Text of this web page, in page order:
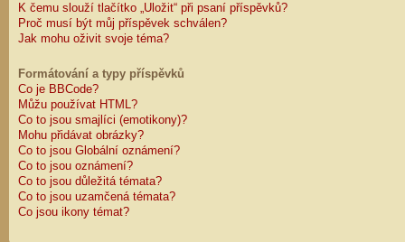
K čemu slouží tlačítko „Uložit“ při psaní příspěvků?
Proč musí být můj příspěvek schválen?
Jak mohu oživit svoje téma?
Formátování a typy příspěvků
Co je BBCode?
Můžu používat HTML?
Co to jsou smajlíci (emotikony)?
Mohu přidávat obrázky?
Co to jsou Globální oznámení?
Co to jsou oznámení?
Co to jsou důležitá témata?
Co to jsou uzamčená témata?
Co jsou ikony témat?